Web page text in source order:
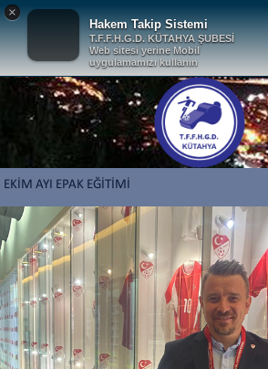
×
Hakem Takip Sistemi
T.F.F.H.G.D. KÜTAHYA ŞUBESİ
Web sitesi yerine Mobil
uygulamamızı kullanın
EKİM AYI EPAK EĞİTİMİ